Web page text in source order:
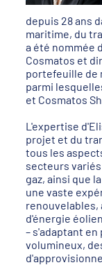
depuis 28 ans
maritime, du
a été nommée
Cosmatos et
portefeuille de
parmi
et Cosmatos
L'expertise
projet et du
tous les
secteurs
gaz, ainsi que
une vaste
renouvelables,
d'énergie
– s'adaptant
volumineux,